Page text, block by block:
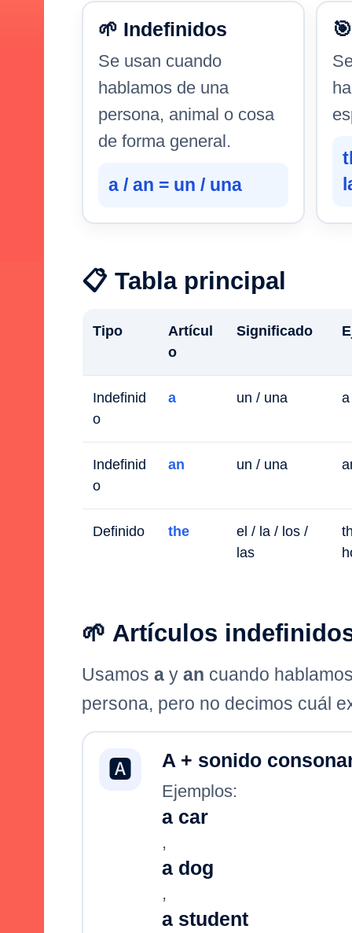
🌱 Indefinidos
Se usan cuando
hablamos de una
persona, animal o cosa
de forma general.
a / an = un / una
📋 Tabla principal
Tipo
Artícul
o
Significado
Indefinid
o
a un / una
Indefinid
o
an un / una
Definido the
el / la / los /
las
🌱 Artículos
Usamos a y an cuando
persona, pero no decimos cuál
🅰️ A + sonido
Ejemplos:
a car
,
a dog
,
a student